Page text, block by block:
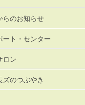
らのお知らせ
ート・センター
ロン
のつぶやき